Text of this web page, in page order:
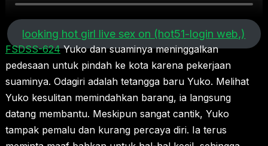
looking hot girl live sex on (hot51-login web,)
FSDSS-624Yuko dan suaminya meninggalkan
pedesaan untuk pindah ke kota karena pekerjaan
suaminya. Odagiri adalah tetangga baru Yuko. Melihat
Yuko kesulitan memindahkan barang, ia langsung
datang membantu. Meskipun sangat cantik, Yuko
tampak pemalu dan kurang percaya diri. Ia terus